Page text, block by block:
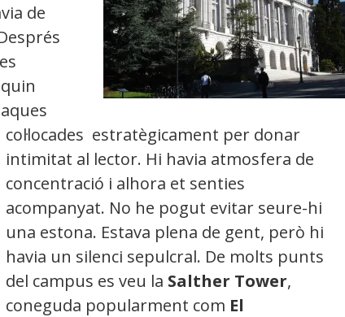
de
col·locades estratègicament per donar
intimitat al lector. Hi havia atmosfera de
concentració i alhora et senties
acompanyat. No he pogut evitar seure-hi
una estona. Estava plena de gent, però hi
havia un silenci sepulcral. De molts punts
del campus es veu la Salther Tower,
coneguda popularment com El